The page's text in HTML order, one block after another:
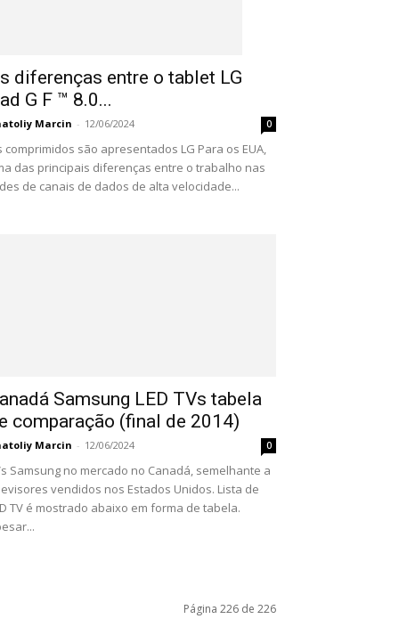
diferenças entre o tablet LG
G F ™ 8.0...
Marcin - 12/06/2024 0
comprimidos são apresentados LG Para os EUA,
das principais diferenças entre o trabalho nas
de canais de dados de alta velocidade...
Samsung LED TVs tabela
comparação (final de 2014)
Marcin - 12/06/2024 0
Samsung no mercado no Canadá, semelhante a
vendidos nos Estados Unidos. Lista de
TV é mostrado abaixo em forma de tabela.
Página 226 de 226